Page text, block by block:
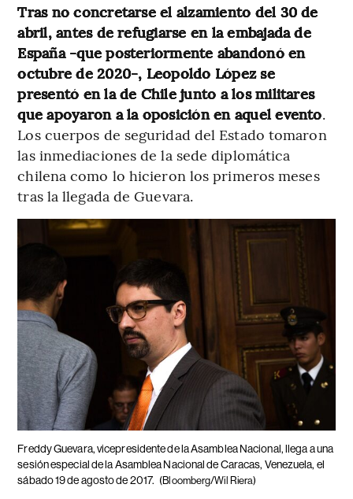
Tras no concretarse el alzamiento del 30 de
abril, antes de refugiarse en la embajada de
España -que posteriormente abandonó en
octubre de 2020-, Leopoldo López se
presentó en la de Chile junto a los militares
que apoyaron a la oposición en aquel evento.
Los cuerpos de seguridad del Estado tomaron
las inmediaciones de la sede diplomática
chilena como lo hicieron los primeros meses
tras la llegada de Guevara.
Freddy Guevara, vicepresidente de la Asamblea Nacional, llega a una
sesión especial de la Asamblea Nacional de Caracas, Venezuela, el
sábado 19 de agosto de 2017. (Bloomberg/Wil Riera)